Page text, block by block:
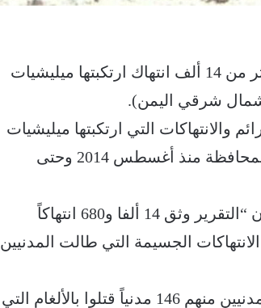
أعلن مكتب حقوق الإنسان في محافظة مأرب، توثيق أكثر من 14 ألف انتهاك ارتكبتها ميليشيات
شرقي اليمن).
28 مارس، يوثق الجرائم والانتهاكات التي ارتكبتها ميليشيات
الحوثي بحق المدنيين والممتلكات العامة والخاصة في المحافظة منذ أغسطس 2014 وحتى
وقال مدير المكتب عبد ربه جديع، خلال مؤتمر صحفي، إن “التقرير وثق 14 ألفا و680 انتهاكاً
الحوثي بمأرب تنوعت بين 12 نوعاً من الانتهاكات الجسيمة التي طالت المدنيين
وأوضح أن الانتهاكات “شملت 615 حالة قتل عمد طالت مدنيين منهم 146 مدنياً قتلوا بالألغام التي